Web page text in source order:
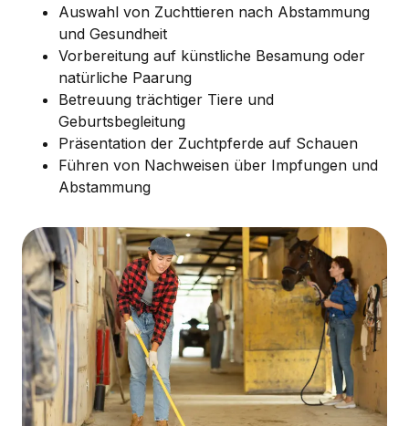
Auswahl von Zuchttieren nach Abstammung
und Gesundheit
Vorbereitung auf künstliche Besamung oder
natürliche Paarung
Betreuung trächtiger Tiere und
Geburtsbegleitung
Präsentation der Zuchtpferde auf Schauen
Führen von Nachweisen über Impfungen und
Abstammung